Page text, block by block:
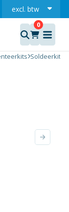
excl. btw
incl.
Soldeerkits